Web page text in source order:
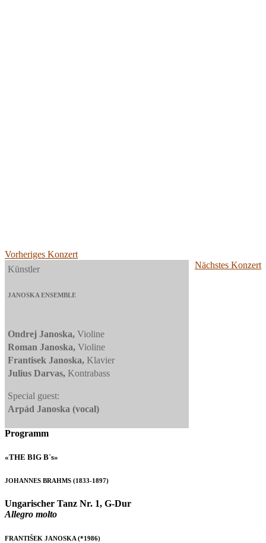
Vorheriges Konzert
Nächstes Konzert
Künstler
JANOSKA ENSEMBLE
Ondrej Janoska, Violine
Roman Janoska, Violine
Frantisek Janoska, Klavier
Julius Darvas, Kontrabass
Special guest:
Arpád Janoska (vocal)
Programm
«THE BIG B`s»
JOHANNES BRAHMS (1833-1897)
Ungarischer Tanz Nr. 1, G-Dur
Allegro molto
FRANTIŠEK JANOSKA (*1986)